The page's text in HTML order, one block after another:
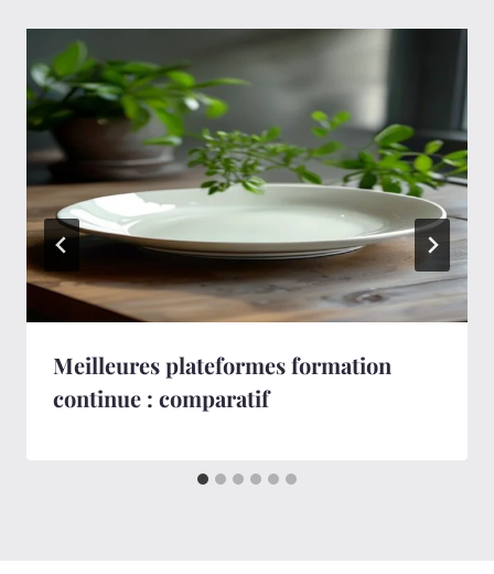
Meilleures plateformes formation
continue : comparatif